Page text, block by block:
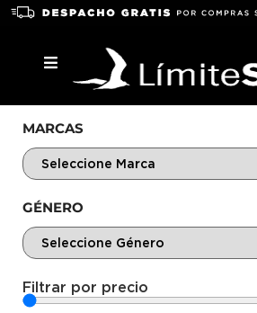
MARCAS
GÉNERO
Filtrar por precio